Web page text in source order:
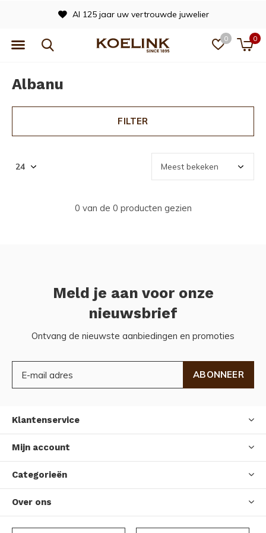
0 0
Al 125 jaar uw vertrouwde juwelier
Albanu
FILTER
0 van de 0 producten gezien
Meld je aan voor onze
nieuwsbrief
Ontvang de nieuwste aanbiedingen en promoties
ABONNEER
Klantenservice
Mijn account
Categorieën
Over ons